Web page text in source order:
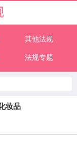
其他法规
法规专题
妆品